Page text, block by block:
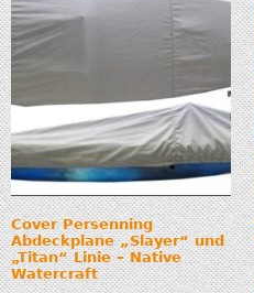
Cover Persenning
Abdeckplane „Slayer“ und
„Titan“ Linie – Native
Watercraft